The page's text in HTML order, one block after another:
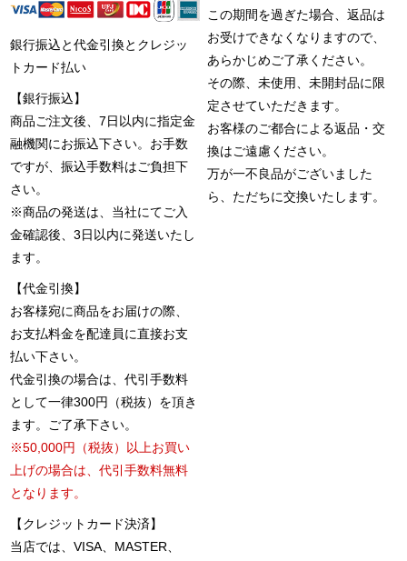
銀行振込と代金引換とクレジッ
トカード払い
【銀行振込】
商品ご注文後、7日以内に指定金
融機関にお振込下さい。お手数
ですが、振込手数料はご負担下
さい。
※商品の発送は、当社にてご入
金確認後、3日以内に発送いたし
ます。
【代金引換】
お客様宛に商品をお届けの際、
お支払料金を配達員に直接お支
払い下さい。
代金引換の場合は、代引手数料
として一律300円（税抜）を頂き
ます。ご了承下さい。
※50,000円（税抜）以上お買い
上げの場合は、代引手数料無料
となります。
【クレジットカード決済】
当店では、VISA、MASTER、
この期間を過ぎた場合、返品は
お受けできなくなりますので、
あらかじめご了承ください。
その際、未使用、未開封品に限
定させていただきます。
お客様のご都合による返品・交
換はご遠慮ください。
万が一不良品がございました
ら、ただちに交換いたします。